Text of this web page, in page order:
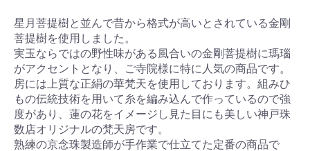
星月菩提樹と並んで昔から格式が高いとされている金剛
菩提樹を使用しました。
実玉ならではの野性味がある風合いの金剛菩提樹に瑪瑙
がアクセントとなり、ご寺院様に特に人気の商品です。
房には上質な正絹の華梵天を使用しております。組みひ
もの伝統技術を用いて糸を編み込んで作っているので強
度があり、蓮の花をイメージし見た目にも美しい神戸珠
数店オリジナルの梵天房です。
熟練の京念珠製造師が手作業で仕立てた定番の商品で